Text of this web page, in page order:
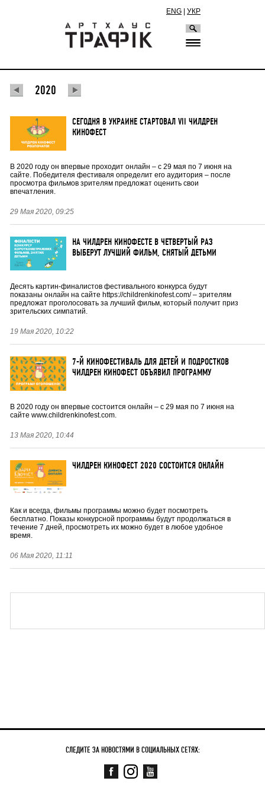
ENG УКР
2020
СЕГОДНЯ В УКРАИНЕ СТАРТОВАЛ VII ЧИЛДРЕН
КИНОФЕСТ
В 2020 году он впервые проходит онлайн – с 29 мая по 7 июня на
сайте. Победителя фестиваля определит его аудитория – после
просмотра фильмов зрителям предложат оценить свои
впечатления.
29 Мая 2020, 09:25
НА ЧИЛДРЕН КИНОФЕСТЕ В ЧЕТВЕРТЫЙ РАЗ
ВЫБЕРУТ ЛУЧШИЙ ФИЛЬМ, СНЯТЫЙ ДЕТЬМИ
Десять картин-финалистов фестивального конкурса будут
показаны онлайн на сайте https://childrenkinofest.com/ – зрителям
предложат проголосовать за лучший фильм, который получит приз
зрительских симпатий.
19 Мая 2020, 10:22
7-Й КИНОФЕСТИВАЛЬ ДЛЯ ДЕТЕЙ И ПОДРОСТКОВ
ЧИЛДРЕН КИНОФЕСТ ОБЪЯВИЛ ПРОГРАММУ
В 2020 году он впервые состоится онлайн – с 29 мая по 7 июня на
сайте www.childrenkinofest.com.
13 Мая 2020, 10:44
ЧИЛДРЕН КИНОФЕСТ 2020 СОСТОИТСЯ ОНЛАЙН
Как и всегда, фильмы программы можно будет посмотреть
бесплатно. Показы конкурсной программы будут продолжаться в
течение 7 дней, просмотреть их можно будет в любое удобное
время.
06 Мая 2020, 11:11
СЛЕДИТЕ ЗА НОВОСТЯМИ В СОЦИАЛЬНЫХ СЕТЯХ: